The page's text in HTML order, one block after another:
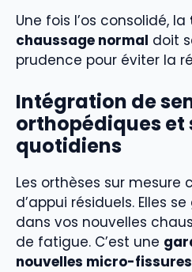
Une fois l’os consolidé, la
chaussage normal doit
prudence pour éviter la
Intégration de
orthopédiques et
quotidiens
Les orthèses sur
d’appui résiduels. Elles
dans vos nouvelles
de fatigue. C’est une
nouvelles micro-